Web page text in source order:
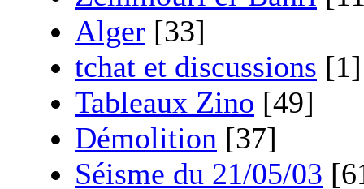
Alger [33]
tchat et discussions [1]
Tableaux Zino [49]
Démolition [37]
Séisme du 21/05/03